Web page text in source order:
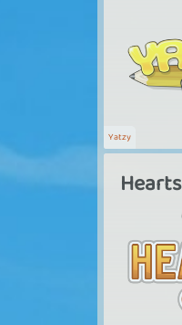
Yatzy
Hearts